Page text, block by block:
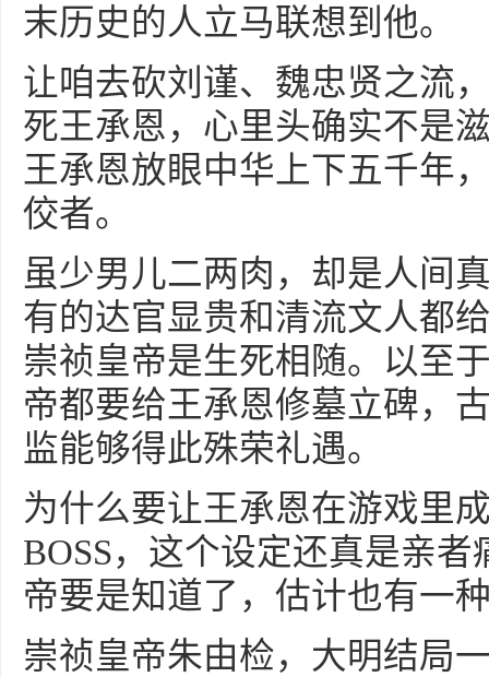
末历史的人立马联想到他。
让咱去砍刘谨、魏忠贤之流
死王承恩，心里头确实不是
王承恩放眼中华上下五千年
佼者。
虽少男儿二两肉，却是人间
有的达官显贵和清流文人都
崇祯皇帝是生死相随。以至
帝都要给王承恩修墓立碑，
监能够得此殊荣礼遇。
为什么要让王承恩在游戏里
BOSS，这个设定还真是亲
帝要是知道了，估计也有一
崇祯皇帝朱由检，大明结局